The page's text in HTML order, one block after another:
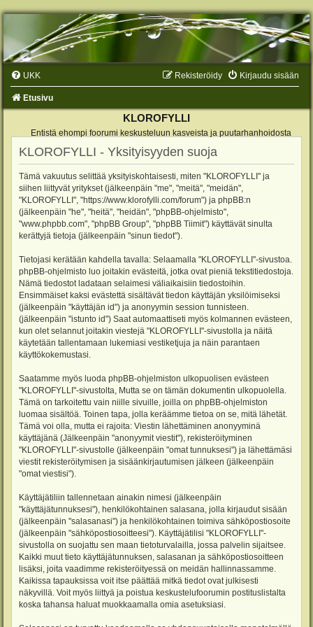
UKK Kirjaudu sisään
Rekisteröidy
Etusivu
KLOROFYLLI
Entistä ehompi foorumi keskusteluun kasveista ja puutarhanhoidosta
KLOROFYLLI - Yksityisyyden suoja
Tämä vakuutus selittää yksityiskohtaisesti, miten "KLOROFYLLI" ja
siihen liittyvät yritykset (jälkeenpäin "me", "meitä", "meidän",
"KLOROFYLLI", "https://www.klorofylli.com/forum") ja phpBB:n
(jälkeenpäin "he", "heitä", "heidän", "phpBB-ohjelmisto",
"www.phpbb.com", "phpBB Group", "phpBB Tiimit") käyttävät sinulta
kerättyjä tietoja (jälkeenpäin "sinun tiedot").
Tietojasi kerätään kahdella tavalla: Selaamalla "KLOROFYLLI"-sivustoa.
phpBB-ohjelmisto luo joitakin evästeitä, jotka ovat pieniä tekstitiedostoja.
Nämä tiedostot ladataan selaimesi väliaikaisiin tiedostoihin.
Ensimmäiset kaksi evästettä sisältävät tiedon käyttäjän yksilöimiseksi
(jälkeenpäin "käyttäjän id") ja anonyymin session tunnisteen.
(jälkeenpäin "istunto id") Saat automaattiseti myös kolmannen evästeen,
kun olet selannut joitakin viestejä "KLOROFYLLI"-sivustolla ja näitä
käytetään tallentamaan lukemiasi vestiketjuja ja näin parantaen
käyttökokemustasi.
Saatamme myös luoda phpBB-ohjelmiston ulkopuolisen evästeen
"KLOROFYLLI"-sivustolta, Mutta se on tämän dokumentin ulkopuolella.
Tämä on tarkoitettu vain niille sivuille, joilla on phpBB-ohjelmiston
luomaa sisältöä. Toinen tapa, jolla keräämme tietoa on se, mitä lähetät.
Tämä voi olla, mutta ei rajoita: Viestin lähettäminen anonyyminä
käyttäjänä (Jälkeenpäin "anonyymit viestit"), rekisteröityminen
"KLOROFYLLI"-sivustolle (jälkeenpäin "omat tunnuksesi") ja lähettämäsi
viestit rekisteröitymisen ja sisäänkirjautumisen jälkeen (jälkeenpäin
"omat viestisi").
Käyttäjätiliin tallennetaan ainakin nimesi (jälkeenpäin
"käyttäjätunnuksesi"), henkilökohtainen salasana, jolla kirjaudut sisään
(jälkeenpäin "salasanasi") ja henkilökohtainen toimiva sähköpostiosoite
(jälkeenpäin "sähköpostiosoitteesi"). Käyttäjätilisi "KLOROFYLLI"-
sivustolla on suojattu sen maan tietoturvalailla, jossa palvelin sijaitsee.
Kaikki muut tieto käyttäjätunnuksen, salasanan ja sähköpostiosoitteen
lisäksi, joita vaadimme rekisteröityessä on meidän hallinnassamme.
Kaikissa tapauksissa voit itse päättää mitkä tiedot ovat julkisesti
näkyvillä. Voit myös liittyä ja poistua keskustelufoorumin postituslistalta
koska tahansa haluat muokkaamalla omia asetuksiasi.